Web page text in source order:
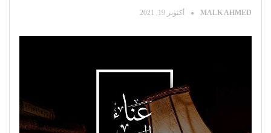
MALK AHMED أكتوبر 19, 2021